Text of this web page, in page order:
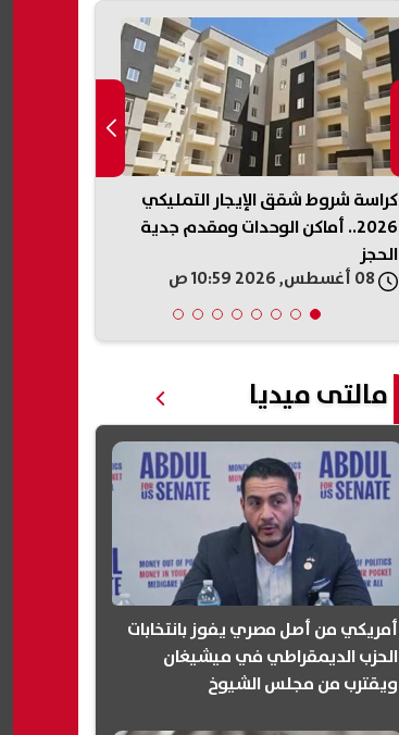
كراسة شروط شقق الإيجار التمليكي
2026.. أماكن الوحدات ومقدم جدية
الحجز
مالتى ميديا
أمريكي من أصل مصري يفوز بانتخابات
الحزب الديمقراطي في ميشيغان
ويقترب من مجلس الشيوخ